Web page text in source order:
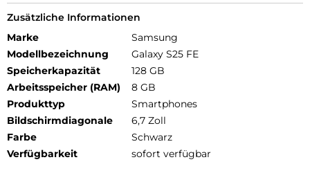
Zusätzliche Informationen
Marke
Samsung
Modellbezeichnung
Galaxy S25 FE
Speicherkapazität
128 GB
Arbeitsspeicher (RAM)
8 GB
Produkttyp
Smartphones
Bildschirmdiagonale
6,7 Zoll
Farbe
Schwarz
Verfügbarkeit
sofort verfügbar